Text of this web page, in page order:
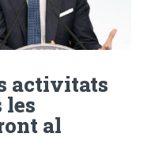
activitats
les
al